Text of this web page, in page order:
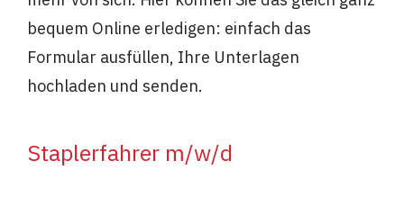
bequem Online erledigen: einfach das
Formular ausfüllen, Ihre Unterlagen
hochladen und senden.
Staplerfahrer m/w/d